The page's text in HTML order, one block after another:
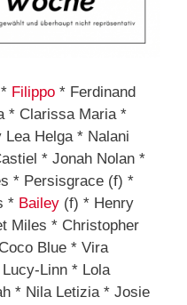
Filippo * Ferdinand
* Clarissa Maria *
Helga * Nalani
* Jonah Nolan *
* Persisgrace (f) *
* Bailey (f) * Henry
Miles * Christopher
Coco Blue * Vira
Linn * Lola
* Nila Letizia * Josie